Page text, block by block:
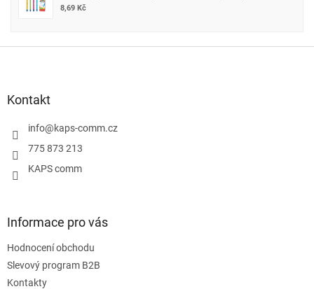
8,69 Kč
Kontakt
info@kaps-comm.cz
775 873 213
KAPS comm
Informace pro vás
Hodnocení obchodu
Slevový program B2B
Kontakty